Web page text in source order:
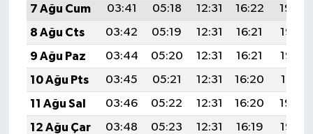
7 Ağu Cum
03:41 05:18 12:31 16:22
19:34
8 Ağu Cts
03:42 05:19 12:31 16:21
19:33
9 Ağu Paz
03:44 05:20 12:31 16:21
19:32
10 Ağu Pts
03:45 05:21 12:31 16:20
19:31
11 Ağu Sal
03:46 05:22 12:31 16:20
19:30
12 Ağu Çar
03:48 05:23 12:31 16:19
19:28